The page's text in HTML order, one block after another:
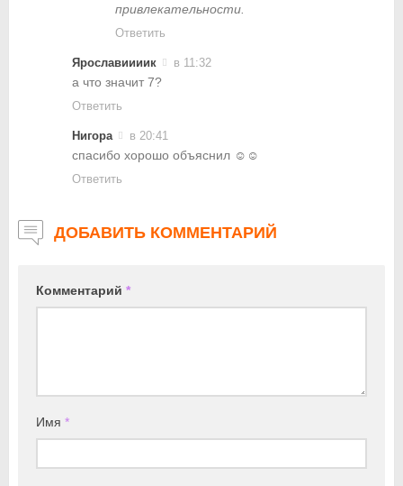
привлекательности.
Ответить
Ярославиииик в 11:32
а что значит 7?
Ответить
Нигора в 20:41
спасибо хорошо объяснил ☺️☺️
Ответить
ДОБАВИТЬ КОММЕНТАРИЙ
Комментарий *
Имя *